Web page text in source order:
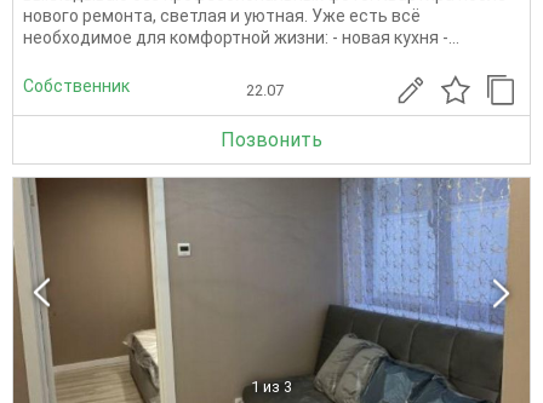
нового ремонта, светлая и уютная. Уже есть всё
необходимое для комфортной жизни: - новая кухня -...
Собственник 22.07
Позвонить
1 из 3